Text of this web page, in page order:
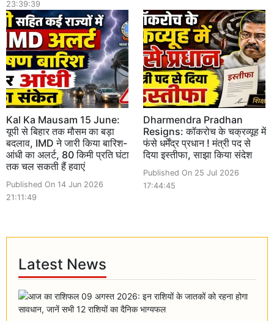
23:39:39
Kal Ka Mausam 15 June:
यूपी से बिहार तक मौसम का बड़ा
बदलाव, IMD ने जारी किया बारिश-
आंधी का अलर्ट, 80 किमी प्रति घंटा
तक चल सकती हैं हवाएं
Published On 14 Jun 2026
21:11:49
Dharmendra Pradhan
Resigns: कॉकरोच के चक्रव्यूह में
फंसे धर्मेंद्र प्रधान ! मंत्री पद से
दिया इस्तीफा, साझा किया संदेश
Published On 25 Jul 2026
17:44:45
Latest News